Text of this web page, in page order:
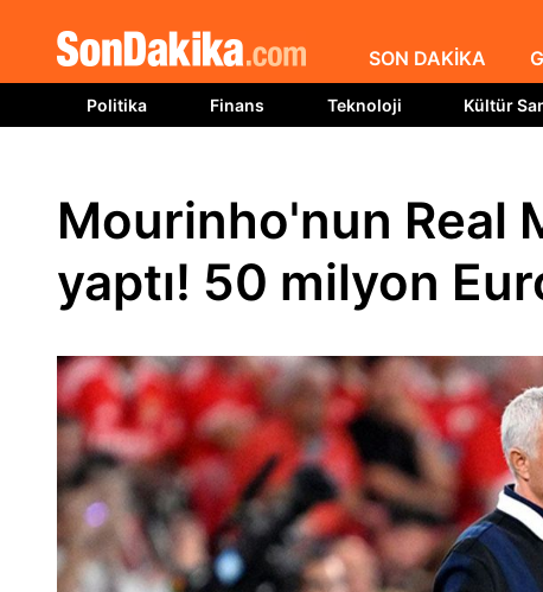
SON DAKİKA
Politika Finans Teknoloji Kültür
Mourinho'nun Real
yaptı! 50 milyon